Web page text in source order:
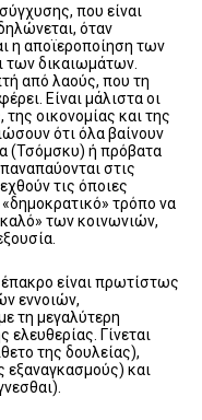
που είναι
όταν
η αποϊεροποίηση των
των δικαιωμάτων.
από λαούς, που τη
Είναι μάλιστα οι
οικονομίας και της
ότι όλα βαίνουν
(Τσόμσκυ) ή πρόβατα
στις
τις όποιες
τρόπο να
των κοινωνιών,
είναι πρωτίστως
εννοιών,
τη μεγαλύτερη
ελευθερίας. Γίνεται
της δουλείας),
εξαναγκασμούς) και